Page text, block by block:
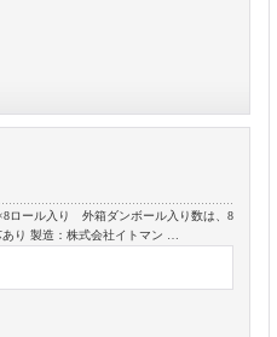
ロール入り 外箱ダンボール入り数は、8
り 製造：株式会社イトマン …